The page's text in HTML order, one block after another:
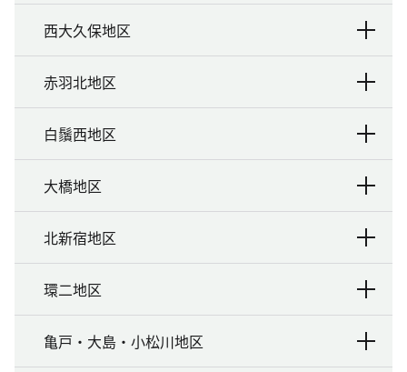
西大久保地区
赤羽北地区
白鬚西地区
大橋地区
北新宿地区
環二地区
亀戸・大島・小松川地区